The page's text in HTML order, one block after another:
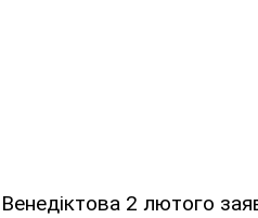
2 лютого